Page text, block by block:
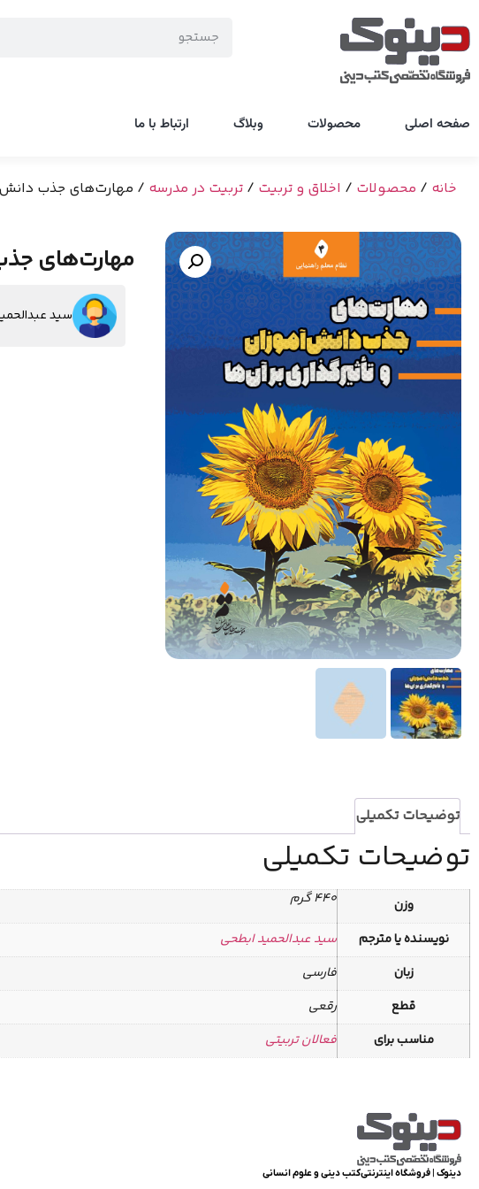
صفحه اصلی محصولات وبلاگ ارتباط با ما
خانه / محصولات / اخلاق و تربیت / تربیت در مدرسه / مهارت‌های جذب
مهارت‌های
سید
توضیحات تکمیلی
توضیحات تکمیلی
وزن 440 گرم
نویسنده یا مترجم
سید عبدالحمید ابطحی
زبان
فارسی
قطع
رقعی
مناسب برای
فعالان تربیتی
دینوک | فروشگاه اینترنتی کتب دینی و علوم انسانی